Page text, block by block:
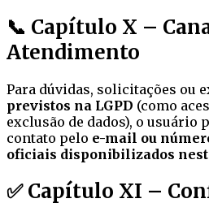
📞 Capítulo X –
Atendimento
Para dúvidas, solicitações ou
previstos na LGPD (como
exclusão de dados), o usuário
contato pelo e-mail ou
oficiais disponibilizados
✅ Capítulo XI –